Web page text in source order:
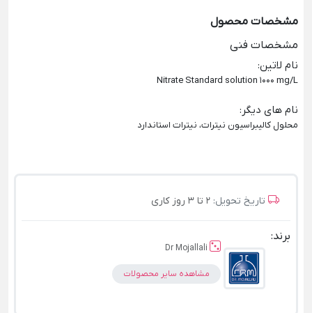
مشخصات محصول
مشخصات فنی
نام لاتین:
Nitrate Standard solution 1000 mg/L
نام های دیگر :
محلول کالیبراسیون نیترات، نیترات استاندارد
تاریخ تحویل: 2 تا 3 روز کاری
برند:
Dr Mojallali
مشاهده سایر محصولات